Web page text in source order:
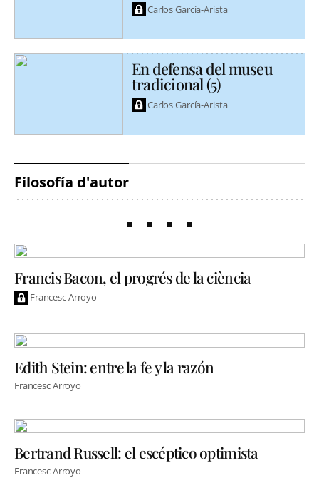
Carlos García-Arista
En defensa del museu
tradicional (5)
Carlos García-Arista
Filosofía d'autor
Francis Bacon, el progrés de la ciència
Francesc Arroyo
Edith Stein: entre la fe y la razón
Francesc Arroyo
Bertrand Russell: el escéptico optimista
Francesc Arroyo